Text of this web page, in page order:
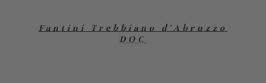
Fantini Trebbiano d'Abruzzo
DOC